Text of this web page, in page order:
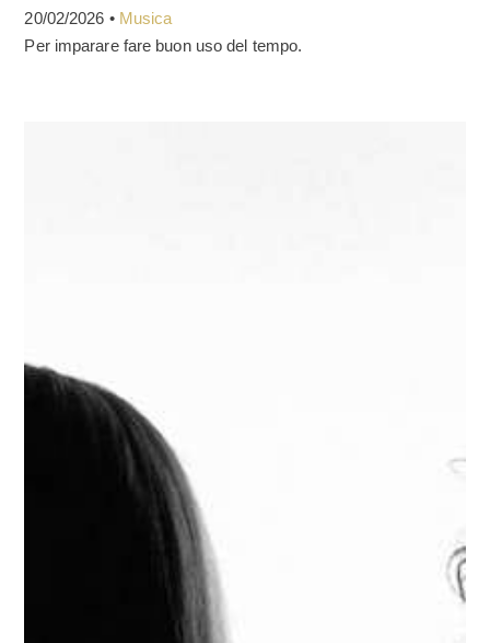
20/02/2026 • Musica
Per imparare fare buon uso del tempo.